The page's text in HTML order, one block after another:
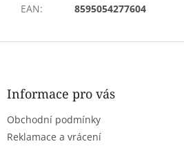
EAN: 8595054277604
Z
Informace pro vás
Obchodní podmínky
Reklamace a vrácení